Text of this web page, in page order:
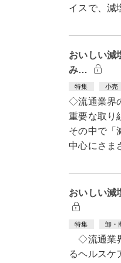
イスで、減
おいしい減
み…
特集 小売
◇流通業界
重要な取り
その中で「
中心にさま
おいしい減
特集 卸・
◇流通業
るヘルスケ